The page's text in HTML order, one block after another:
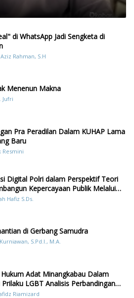
di WhatsApp Jadi Sengketa di
Rahman, S.H
Menenun Makna
Jufri
Pra Peradilan Dalam KUHAP Lama
Baru
Resmini
Digital Polri dalam Perspektif Teori
Kepercayaan Publik Melalui
Kesiapsiagaan Bencana di
Hafiz S.Ds.
di Gerbang Samudra
S.Pd.I., M.A.
Hukum Adat Minangkabau Dalam
LGBT Analisis Perbandingan
Pidana
Riamizard